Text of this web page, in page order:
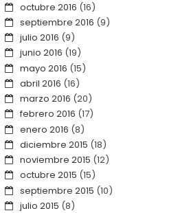
octubre 2016 (16)
septiembre 2016 (9)
julio 2016 (9)
junio 2016 (19)
mayo 2016 (15)
abril 2016 (16)
marzo 2016 (20)
febrero 2016 (17)
enero 2016 (8)
diciembre 2015 (18)
noviembre 2015 (12)
octubre 2015 (15)
septiembre 2015 (10)
julio 2015 (8)